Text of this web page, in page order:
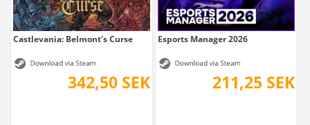
Castlevania: Belmont's Curse
342,50 SEK
Esports Manager 2026
211,25 SEK